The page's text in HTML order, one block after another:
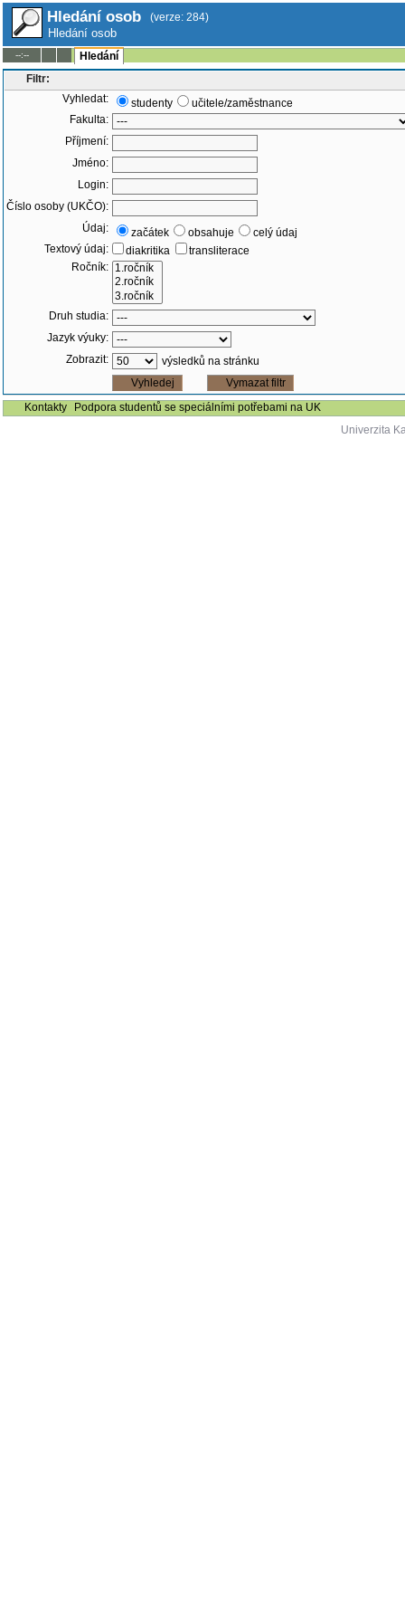
Hledání osob (verze: 284)
Hledání osob
--:--
Hledání
Filtr:
Vyhledat:
studenty
učitele/zaměstnance
Fakulta:
Příjmení:
Jméno:
Login:
Číslo osoby (UKČO):
Údaj:
začátek obsahuje
celý údaj
Textový údaj:
diakritika
transliterace
Ročník:
Druh studia:
Jazyk výuky:
Zobrazit:
výsledků na stránku
Kontakty
Podpora studentů se speciálními potřebami na UK
Univerzita